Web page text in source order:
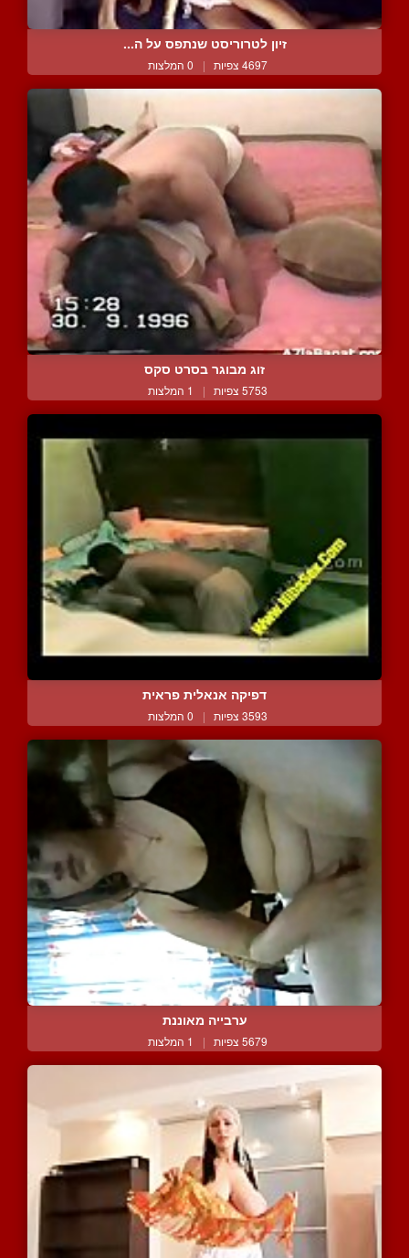
זיון לטרוריסט שנתפס על ה...
4697 צפיות | 0 המלצות
זוג מבוגר בסרט סקס
5753 צפיות | 1 המלצות
דפיקה אנאלית פראית
3593 צפיות | 0 המלצות
ערבייה מאוננת
5679 צפיות | 1 המלצות